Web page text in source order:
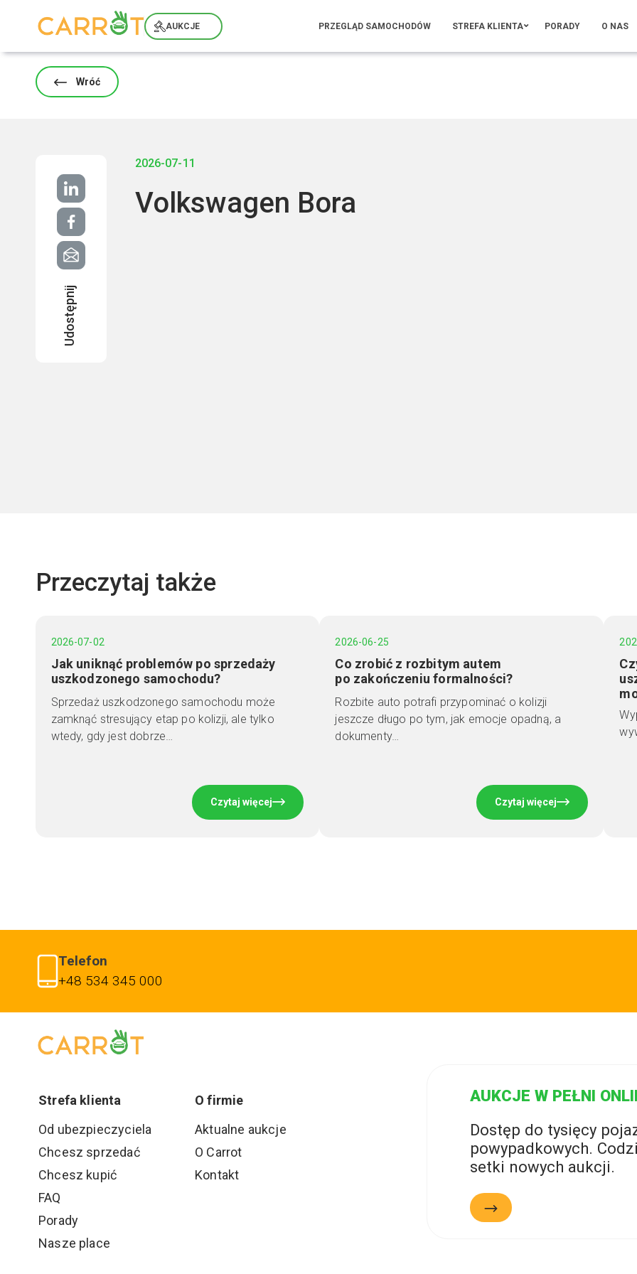
AUKCJE PRZEGLĄD SAMOCHODÓW STREFA KLIENTA PORADY O NAS
Wróć
2026-07-11
Volkswagen Bora
Przeczytaj także
2026-07-02
Jak uniknąć problemów po sprzedaży
uszkodzonego samochodu?
Sprzedaż uszkodzonego samochodu może
zamknąć stresujący etap po kolizji, ale tylko
wtedy, gdy jest dobrze…
Czytaj więcej
2026-06-25
Co zrobić z rozbitym autem
po zakończeniu formalności?
Rozbite auto potrafi przypominać o kolizji
jeszcze długo po tym, jak emocje opadną, a
dokumenty…
Czytaj więcej
Telefon
+48 534 345 000
Strefa klienta
O firmie
Od ubezpieczyciela
Chcesz sprzedać
Chcesz kupić
FAQ
Porady
Nasze place
Aktualne aukcje
O Carrot
Kontakt
AUKCJE W PEŁNI
Dostęp do tysięcy
powypadkowych.
setki nowych aukcji.